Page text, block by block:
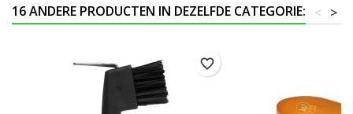
16 ANDERE PRODUCTEN IN DEZELFDE CATEGORIE: >
<
favorite_border